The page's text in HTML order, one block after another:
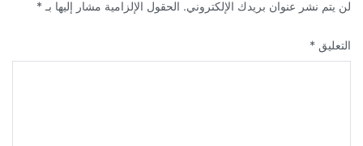
لن يتم نشر عنوان بريدك الإلكتروني. الحقول الإلزامية مشار إليها بـ *
التعليق *